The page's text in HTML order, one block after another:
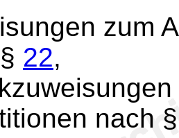
zum
22,
nach